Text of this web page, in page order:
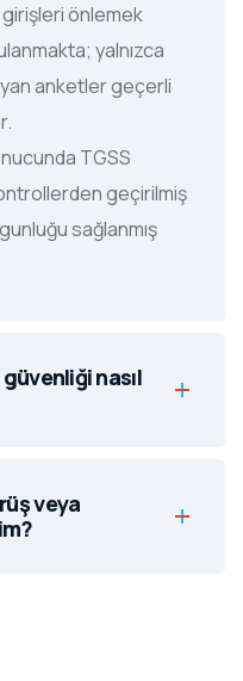
önlemek
yalnızca
anketler geçerli
TGSS
geçirilmiş
sağlanmış
nasıl
veya